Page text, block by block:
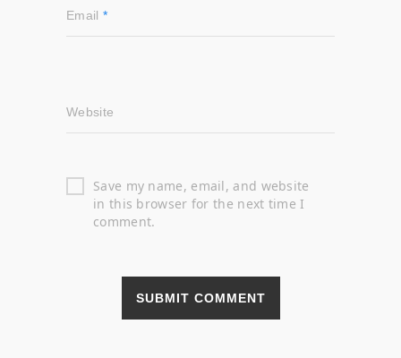
Email *
Website
Save my name, email, and website
in this browser for the next time I
comment.